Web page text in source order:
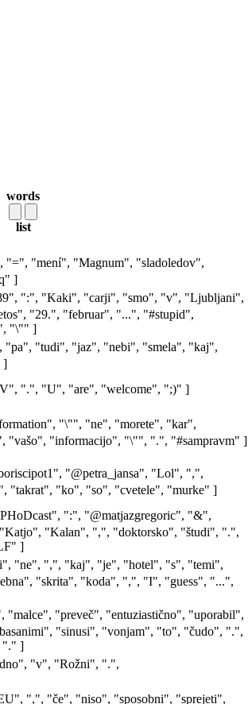
words
list
"=", "mení", "Magnum", "sladoledov",
]
":", "Kaki", "carji", "smo", "v", "Ljubljani",
"29.", "februar", "...", "#stupid",
"\"" ]
"pa", "tudi", "jaz", "nebi", "smela", "kaj",
]
".", "U", "are", "welcome", ";)" ]
"\"", "ne", "morete", "kar",
"vašo", "informacijo", "\"", ".", "#sampravm" ]
"@petra_jansa", "Lol", ",",
"takrat", "ko", "so", "cvetele", "murke" ]
":", "@matjazgregoric", "&",
"Kalan", ",", "doktorsko", "študi", ".",
]
"ne", ",", "kaj", "je", "hotel", "s", "temi",
"skrita", "koda", ",", "I", "guess", "...",
"preveč", "entuziastično", "uporabil",
"sinusi", "vonjam", "to", "čudo", ".",
"." ]
"v", "Rožni", ".",
",", "če", "niso", "sposobni", "sprejeti",